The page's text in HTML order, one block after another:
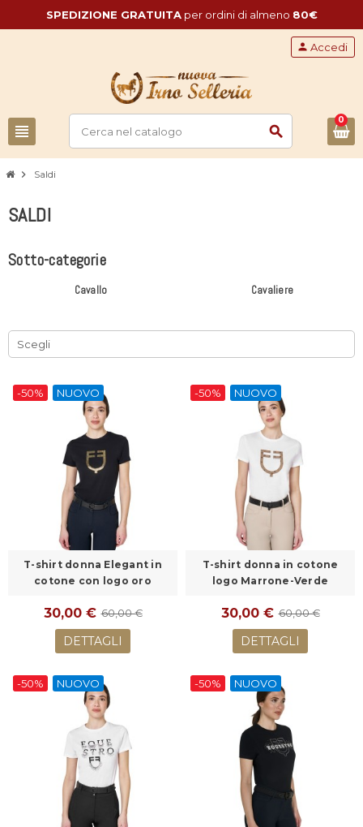
SPEDIZIONE GRATUITAper ordini di almeno 80€
view_headline search
person Accedi
0
chevron_right Saldi
SALDI
Sotto-categorie
Cavallo Cavaliere
Scegli
-50% NUOVO
T-shirt donna Elegant in
cotone con logo oro
30,00 € 60,00 €
DETTAGLI
-50% NUOVO
T-shirt donna in cotone
logo Marrone-Verde
30,00 € 60,00 €
DETTAGLI
-50% NUOVO -50% NUOVO